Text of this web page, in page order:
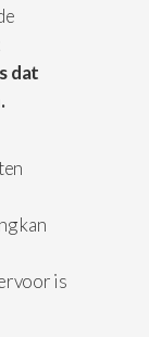
dat
kan
is